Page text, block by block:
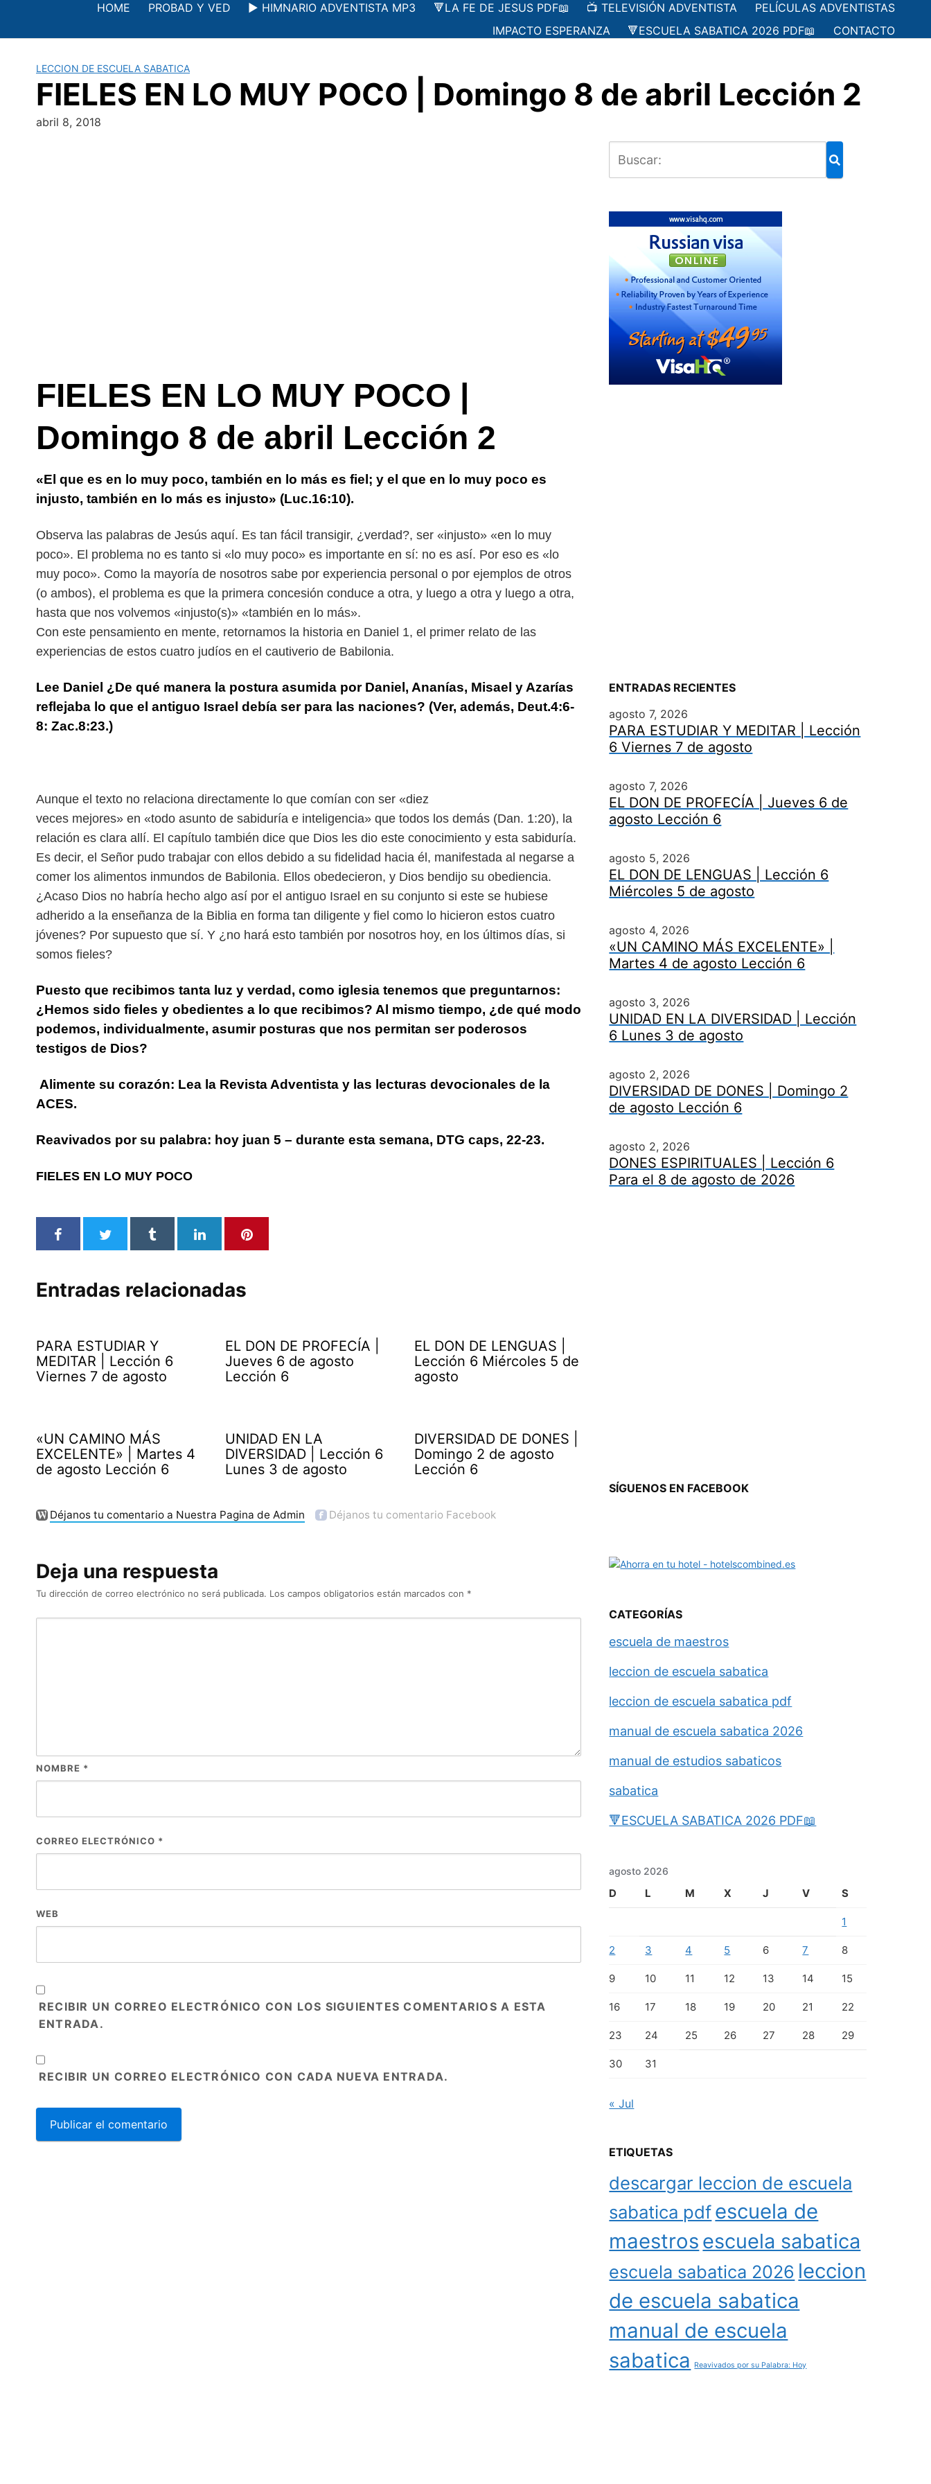
contenido
HOME PROBAD Y VED ▶️ HIMNARIO ADVENTISTA MP3 🔻LA FE DE JESUS PDF📖 📺 TELEVISIÓN ADVENTISTA
PELÍCULAS ADVENTISTAS
IMPACTO ESPERANZA
🔻ESCUELA SABATICA 2026 PDF📖 CONTACTO
LECCION DE ESCUELA SABATICA
FIELES EN LO MUY POCO | Domingo 8 de abril Lección 2
abril 8, 2018
FIELES EN LO MUY POCO |
Domingo 8 de abril Lección 2
«El que es en lo muy poco, también en lo más es fiel; y el que en lo muy poco es
injusto, también en lo más es injusto» (Luc.16:10).
Observa las palabras de Jesús aquí. Es tan fácil transigir, ¿verdad?, ser «injusto» «en lo muy
poco». El problema no es tanto si «lo muy poco» es importante en sí: no es así. Por eso es «lo
muy poco». Como la mayoría de nosotros sabe por experiencia personal o por ejemplos de otros
(o ambos), el problema es que la primera concesión conduce a otra, y luego a otra y luego a otra,
hasta que nos volvemos «injusto(s)» «también en lo más».
Con este pensamiento en mente, retornamos la historia en Daniel 1, el primer relato de las
experiencias de estos cuatro judíos en el cautiverio de Babilonia.
Lee Daniel ¿De qué manera la postura asumida por Daniel, Ananías, Misael y Azarías
reflejaba lo que el antiguo Israel debía ser para las naciones? (Ver, además, Deut.4:6-
8: Zac.8:23.)
Aunque el texto no relaciona directamente lo que comían con ser «diez
veces mejores» en «todo asunto de sabiduría e inteligencia» que todos los demás (Dan. 1:20), la
relación es clara allí. El capítulo también dice que Dios les dio este conocimiento y esta sabiduría.
Es decir, el Señor pudo trabajar con ellos debido a su fidelidad hacia él, manifestada al negarse a
comer los alimentos inmundos de Babilonia. Ellos obedecieron, y Dios bendijo su obediencia.
¿Acaso Dios no habría hecho algo así por el antiguo Israel en su conjunto si este se hubiese
adherido a la enseñanza de la Biblia en forma tan diligente y fiel como lo hicieron estos cuatro
jóvenes? Por supuesto que sí. Y ¿no hará esto también por nosotros hoy, en los últimos días, si
somos fieles?
Puesto que recibimos tanta luz y verdad, como iglesia tenemos que preguntarnos:
¿Hemos sido fieles y obedientes a lo que recibimos? Al mismo tiempo, ¿de qué modo
podemos, individualmente, asumir posturas que nos permitan ser poderosos
testigos de Dios?
Alimente su corazón: Lea la Revista Adventista y las lecturas devocionales de la
ACES.
Reavivados por su palabra: hoy juan 5 – durante esta semana, DTG caps, 22-23.
FIELES EN LO MUY POCO
Entradas relacionadas
PARA ESTUDIAR Y
MEDITAR | Lección 6
Viernes 7 de agosto
EL DON DE PROFECÍA |
Jueves 6 de agosto
Lección 6
EL DON DE LENGUAS |
Lección 6 Miércoles 5 de
agosto
«UN CAMINO MÁS
EXCELENTE» | Martes 4
de agosto Lección 6
UNIDAD EN LA
DIVERSIDAD | Lección 6
Lunes 3 de agosto
DIVERSIDAD DE DONES |
Domingo 2 de agosto
Lección 6
Déjanos tu comentario a Nuestra Pagina de Admin Déjanos tu comentario Facebook
Deja una respuesta
Tu dirección de correo electrónico no será publicada. Los campos obligatorios están marcados con *
NOMBRE *
CORREO ELECTRÓNICO *
WEB
RECIBIR UN CORREO ELECTRÓNICO CON LOS SIGUIENTES COMENTARIOS A ESTA
ENTRADA.
RECIBIR UN CORREO ELECTRÓNICO CON CADA NUEVA ENTRADA.
ENTRADAS RECIENTES
agosto 7, 2026
PARA ESTUDIAR Y MEDITAR | Lección
6 Viernes 7 de agosto
agosto 7, 2026
EL DON DE PROFECÍA | Jueves 6 de
agosto Lección 6
agosto 5, 2026
EL DON DE LENGUAS | Lección 6
Miércoles 5 de agosto
agosto 4, 2026
«UN CAMINO MÁS EXCELENTE» |
Martes 4 de agosto Lección 6
agosto 3, 2026
UNIDAD EN LA DIVERSIDAD | Lección
6 Lunes 3 de agosto
agosto 2, 2026
DIVERSIDAD DE DONES | Domingo 2
de agosto Lección 6
agosto 2, 2026
DONES ESPIRITUALES | Lección 6
Para el 8 de agosto de 2026
SÍGUENOS EN FACEBOOK
CATEGORÍAS
escuela de maestros
leccion de escuela sabatica
leccion de escuela sabatica pdf
manual de escuela sabatica 2026
manual de estudios sabaticos
sabatica
🔻ESCUELA SABATICA 2026 PDF📖
agosto 2026
D L M X J V S
1
2 3 4 5 6 7 8
9 10 11 12 13 14 15
16 17 18 19 20 21 22
23 24 25 26 27 28 29
30 31
« Jul
ETIQUETAS
descargar leccion de escuela
sabatica pdfescuela de
maestros escuela sabatica
escuela sabatica 2026 leccion
de escuela sabatica
manual de escuela
sabatica
Reavivados por su Palabra: Hoy